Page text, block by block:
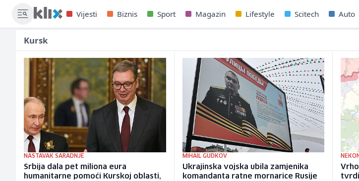
Vijesti Biznis Sport Magazin Lifestyle Scitech Auto
Kursk
NASTAVAK SARADNJE
Srbija dala pet miliona eura
humanitarne pomoći Kurskoj oblasti,
MIHAIL GUDKOV
Ukrajinska vojska ubila zamjenika
komandanta ratne mornarice Rusije
tvrdi